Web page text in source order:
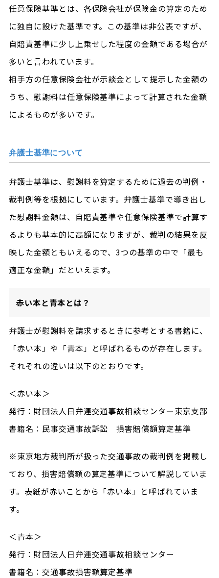
任意保険基準とは、各保険会社が保険金の算定のため
に独自に設けた基準です。この基準は非公表ですが、
自賠責基準に少し上乗せした程度の金額である場合が
多いと言われています。
相手方の任意保険会社が示談金として提示した金額の
うち、慰謝料は任意保険基準によって計算された金額
によるものが多いです。
弁護士基準について
弁護士基準は、慰謝料を算定するために過去の判例・
裁判例等を根拠にしています。弁護士基準で導き出し
た慰謝料金額は、自賠責基準や任意保険基準で計算す
るよりも基本的に高額になりますが、裁判の結果を反
映した金額ともいえるので、3つの基準の中で「最も
適正な金額」だといえます。
赤い本と青本とは？
弁護士が慰謝料を請求するときに参考とする書籍に、
「赤い本」や「青本」と呼ばれるものが存在します。
それぞれの違いは以下のとおりです。
＜赤い本＞
発行：財団法人日弁連交通事故相談センター東京支部
書籍名：民事交通事故訴訟 損害賠償額算定基準
※東京地方裁判所が扱った交通事故の裁判例を掲載し
ており、損害賠償額の算定基準について解説していま
す。表紙が赤いことから「赤い本」と呼ばれていま
す。
＜青本＞
発行：財団法人日弁連交通事故相談センター
書籍名：交通事故損害額算定基準